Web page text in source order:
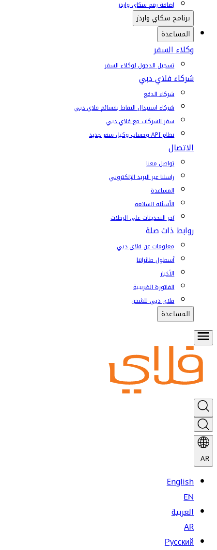
إضافة رقم سكاي واردز
برنامج سكاي واردز
المساعدة
وكلاء السفر
تسجيل الدخول لوكلاء السفر
شركاء فلاي دبي
شركاء الدفع
شركاء استبدال النقاط بقسائم فلاي دبي
سفر الشركات مع فلاي دبي
نظام API وحساب وكيل سفر جديد
الاتصال
تواصل معنا
راسلنا عبر البريد الإلكتروني
المساعدة
الأسئلة الشائعة
آخر التحديثات على الرحلات
روابط ذات صلة
معلومات عن فلاي دبي
أسطول طائراتنا
الأخبار
الفاتورة الضريبية
فلاي دبي للشحن
المساعدة
AR
English
EN
العربية
AR
Русский